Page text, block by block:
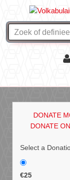
DONATE
DONATE
Select a
€25